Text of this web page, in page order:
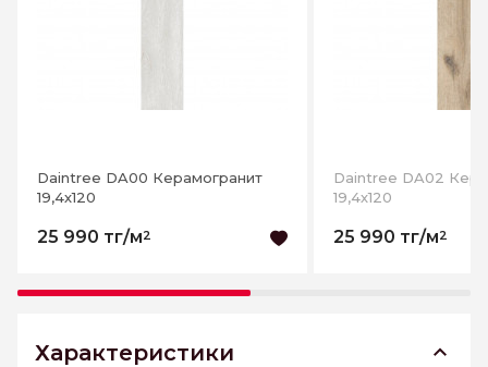
Daintree DA00 Керамогранит
19,4х120
25 990 тг/м2
Daintree DA02
19,4х120
25 990 тг/м2
Характеристики